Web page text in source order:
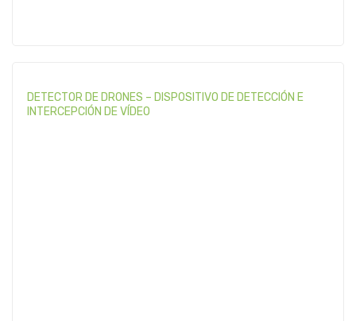
DETECTOR DE DRONES – DISPOSITIVO DE DETECCIÓN E
INTERCEPCIÓN DE VÍDEO